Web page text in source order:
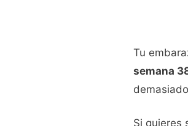
Tu
semana
Si quieres